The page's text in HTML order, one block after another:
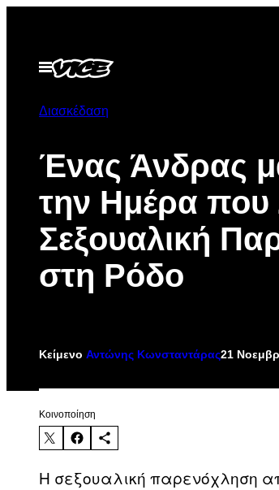
περιεχόμενο
Ανοίξτε
το
Διασκέδαση
Ένας Άνδρας
την Ημέρα που
Σεξουαλική
στη Ρόδο
Κείμενο Αντώνης Κωνσταντάρας21
Kοινοποίηση
Η σεξουαλική παρενόχληση